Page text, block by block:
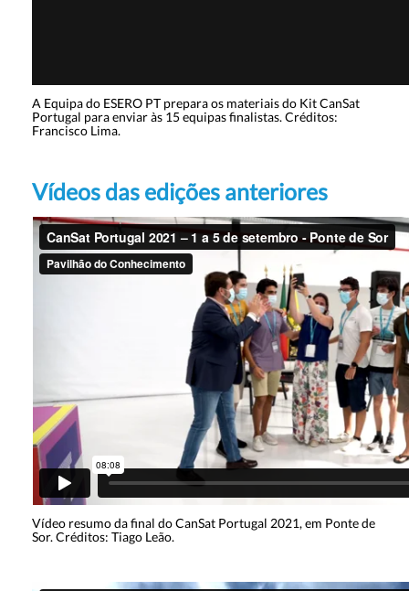
A Equipa do ESERO PT prepara os materiais do Kit CanSat
Portugal para enviar às 15 equipas finalistas. Créditos:
Francisco Lima.
Vídeos das edições anteriores
Vídeo resumo da final do CanSat Portugal 2021, em Ponte de
Sor. Créditos: Tiago Leão.